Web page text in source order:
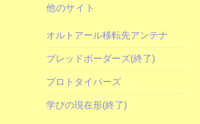
他のサイト
オルトアール移転先アンテナ
ブレッドボーダーズ(終了)
プロトタイパーズ
学びの現在形(終了)